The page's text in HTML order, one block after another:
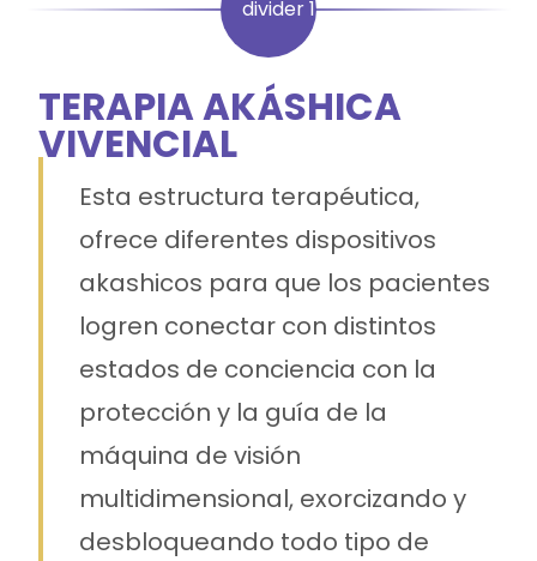
TERAPIA AKÁSHICA
VIVENCIAL
Esta estructura terapéutica,
ofrece diferentes dispositivos
akashicos para que los pacientes
logren conectar con distintos
estados de conciencia con la
protección y la guía de la
máquina de visión
multidimensional, exorcizando y
desbloqueando todo tipo de